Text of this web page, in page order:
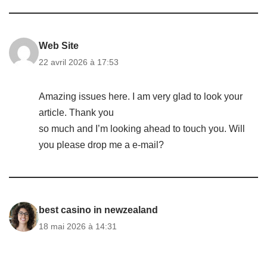
Web Site
22 avril 2026 à 17:53
Amazing issues here. I am very glad to look your
article. Thank you
so much and I’m looking ahead to touch you. Will
you please drop me a e-mail?
best casino in newzealand
18 mai 2026 à 14:31